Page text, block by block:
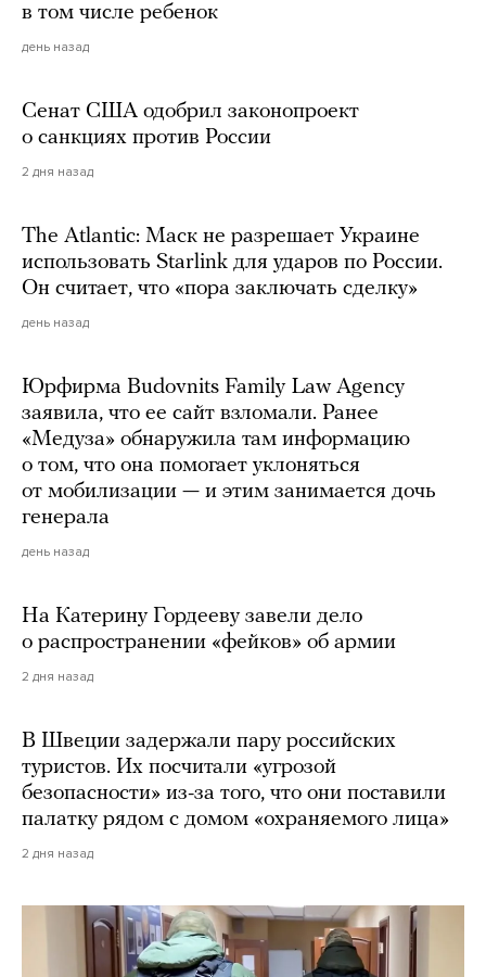
в том числе ребенок
день назад
Сенат США одобрил законопроект
о санкциях против России
2 дня назад
The Atlantic: Маск не разрешает Украине
использовать Starlink для ударов по России.
Он считает, что «пора заключать сделку»
день назад
Юрфирма Budovnits Family Law Agency
заявила, что ее сайт взломали. Ранее
«Медуза» обнаружила там информацию
о том, что она помогает уклоняться
от мобилизации — и этим занимается дочь
генерала
день назад
На Катерину Гордееву завели дело
о распространении «фейков» об армии
2 дня назад
В Швеции задержали пару российских
туристов. Их посчитали «угрозой
безопасности» из-за того, что они поставили
палатку рядом с домом «охраняемого лица»
2 дня назад